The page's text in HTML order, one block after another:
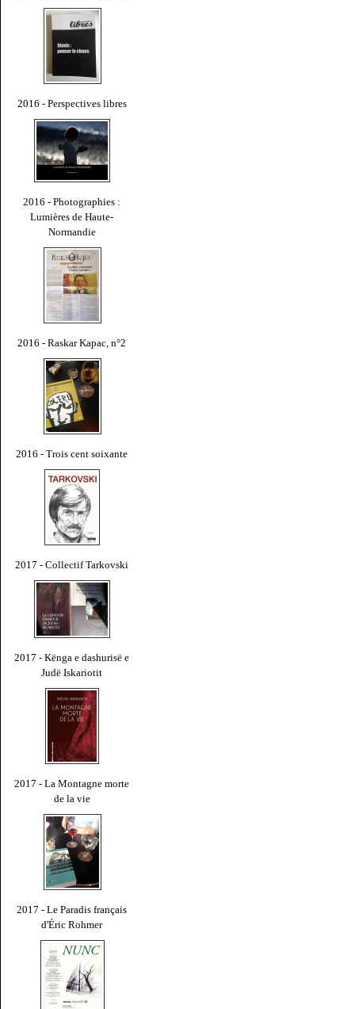
2016 - Perspectives libres
2016 - Photographies :
Lumières de Haute-
Normandie
2016 - Raskar Kapac, n°2
2016 - Trois cent soixante
2017 - Collectif Tarkovski
2017 - Kënga e dashurisë e
Judë Iskariotit
2017 - La Montagne morte
de la vie
2017 - Le Paradis français
d'Éric Rohmer